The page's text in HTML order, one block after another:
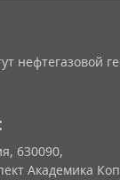
нефтегазовой
630090,
Академика